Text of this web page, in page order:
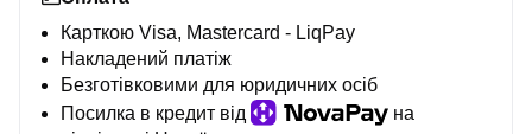
Карткою Visa, Mastercard - LiqPay
Накладений платіж
Безготівковими для юридичних осіб
Посилка в кредит від
на